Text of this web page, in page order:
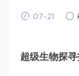
07-21
超级生物探